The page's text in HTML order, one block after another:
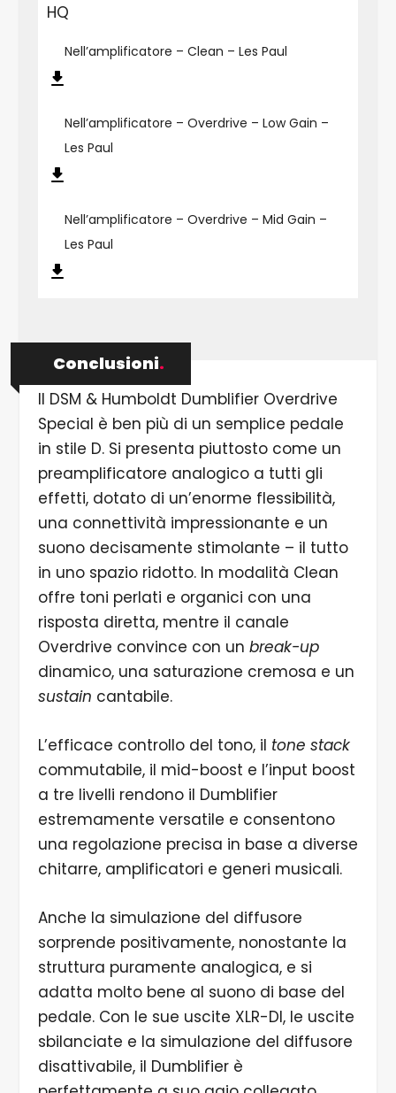
HQ
Nell’amplificatore – Clean – Les Paul
Nell’amplificatore – Overdrive – Low Gain –
Les Paul
Nell’amplificatore – Overdrive – Mid Gain –
Les Paul
Conclusioni.
Il DSM & Humboldt Dumblifier Overdrive
Special è ben più di un semplice pedale
in stile D. Si presenta piuttosto come un
preamplificatore analogico a tutti gli
effetti, dotato di un’enorme flessibilità,
una connettività impressionante e un
suono decisamente stimolante – il tutto
in uno spazio ridotto. In modalità Clean
offre toni perlati e organici con una
risposta diretta, mentre il canale
Overdrive convince con un break-up
dinamico, una saturazione cremosa e un
sustain cantabile.
L’efficace controllo del tono, il tone stack
commutabile, il mid-boost e l’input boost
a tre livelli rendono il Dumblifier
estremamente versatile e consentono
una regolazione precisa in base a diverse
chitarre, amplificatori e generi musicali.
Anche la simulazione del diffusore
sorprende positivamente, nonostante la
struttura puramente analogica, e si
adatta molto bene al suono di base del
pedale. Con le sue uscite XLR-DI, le uscite
sbilanciate e la simulazione del diffusore
disattivabile, il Dumblifier è